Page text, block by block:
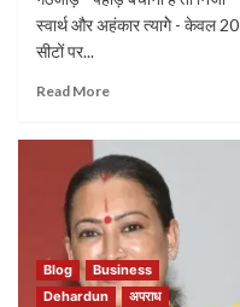
स्वार्थ और अहंकार त्यागेे - केवल 20
सीटों पर...
Read More
Blog
Business
Dehardun
अपराध